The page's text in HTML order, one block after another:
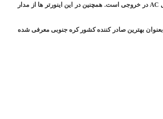
علت کیفیت بالای این محصولات نسبت به نمونه های مشابه،استفاده از تکنولوژی DSP (پردازش سیگنال) بر روی شکل موج خروجی ، و ایجاد سیگنال سینوسی کامل بدون اعوجاج و هارمونیکال AC در خروجی است. همچنین در این اینورتر ها از مدار
بعنوان بهترین صادر کننده کشور کره جنوبی معرفی شده